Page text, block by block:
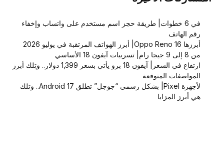
في 6 خطوات| طريقة حجز اسم مستخدم على واتساب وإخفاء
رقم الهاتف
أبرزها Oppo Reno 16| أبرز الهواتف المرتقبة في يوليو 2026
من 8 إلى 9 جيجا رام| تسريبات آيفون 18 الأساسي
ارتفاع في السعر| آيفون 18 برو يأتي بسعر 1,399 دولار.. وتِلك أبرز
المواصفات المتوقعة
لأجهزة Pixel| بشكل رسمي “جوجل” تطلق Android 17.. وتلك
هي أبرز المزايا